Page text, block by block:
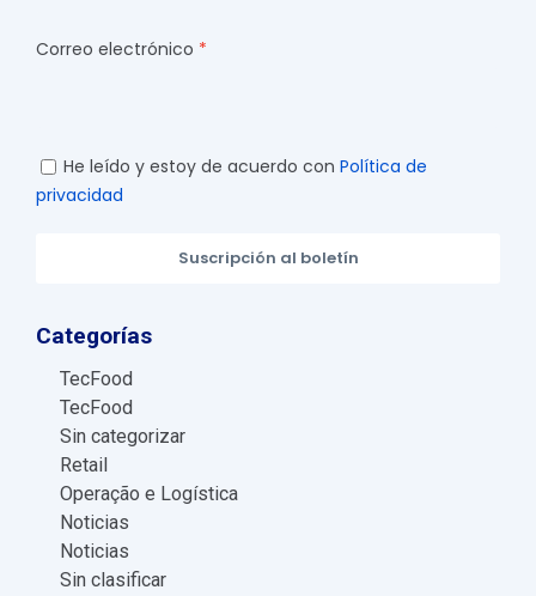
Correo electrónico
He leído y estoy de acuerdo con Política de
privacidad
Suscripción al boletín
Categorías
TecFood
TecFood
Sin categorizar
Retail
Operação e Logística
Noticias
Noticias
Sin clasificar